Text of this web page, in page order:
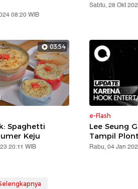
08:20 WIB
Sabtu, 28 Okt
03:54
Spaghetti
Keju
20:11 WIB
e-Flash
Lee Seung
Tampil
Rabu, 04 Jan